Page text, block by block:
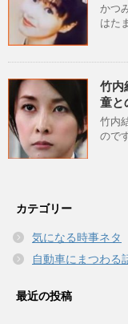
かつ
はた
竹内
童と
竹内
ので
カテゴリー
気になる時事ネタ
自動車にまつわる
最近の投稿